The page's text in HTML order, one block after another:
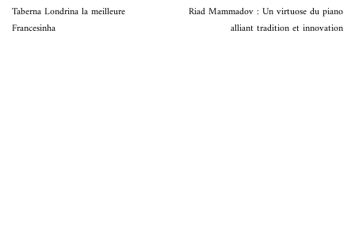
Taberna Londrina la meilleure
Francesinha
Riad Mammadov : Un virtuose du piano
alliant tradition et innovation